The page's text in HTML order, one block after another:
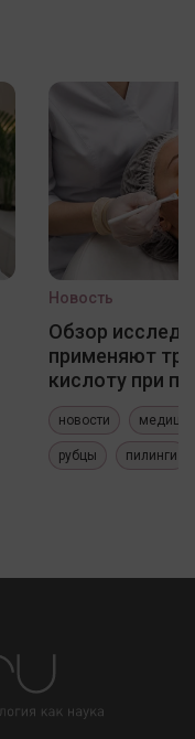
Новость
Обзор
применяют
кислоту при
новости
рубцы пилинги